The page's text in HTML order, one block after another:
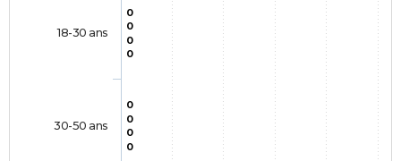
0
0
0
0
0
0
0
0
18-30 ans
30-50 ans